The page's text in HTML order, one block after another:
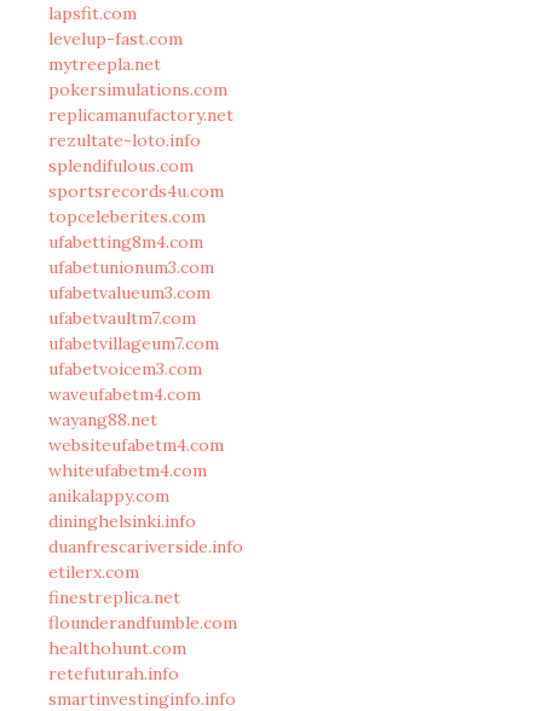
lapsfit.com
levelup-fast.com
mytreepla.net
pokersimulations.com
replicamanufactory.net
rezultate-loto.info
splendifulous.com
sportsrecords4u.com
topceleberites.com
ufabetting8m4.com
ufabetunionum3.com
ufabetvalueum3.com
ufabetvaultm7.com
ufabetvillageum7.com
ufabetvoicem3.com
waveufabetm4.com
wayang88.net
websiteufabetm4.com
whiteufabetm4.com
anikalappy.com
dininghelsinki.info
duanfrescariverside.info
etilerx.com
finestreplica.net
flounderandfumble.com
healthohunt.com
retefuturah.info
smartinvestinginfo.info